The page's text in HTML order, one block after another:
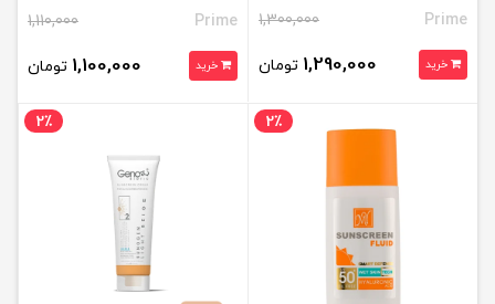
Prime
1,300,000
خرید 1,290,000 تومان
Prime
1,110,000
خرید 1,100,000 تومان
2٪ 2٪